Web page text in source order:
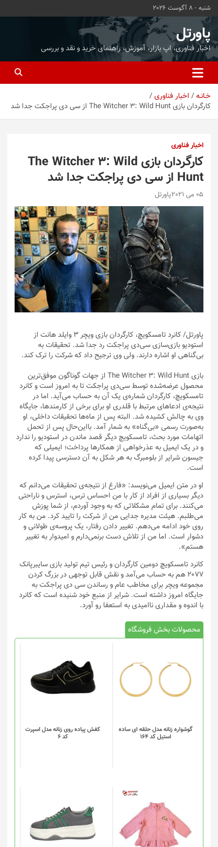
محتوا
بروید
شنبه - 8 آگوست 2026
پاورتل
اخبار فناوری، اپ بازار، آموزش، راهنمای خرید و نقد و بررسی
خـانـه
اخبار فناوری
کارگردان بازی The Witcher 3: Wild Hunt از سی دی پراجکت جدا شد
اخبار فناوری
کارگردان بازی The Witcher 3: Wild
Hunt از سی دی پراجکت جدا شد
05 می 2021 پاورتل
پاورتل
/ کانرد تامسکویچ، کارگردان بازی ویچر 3 وایلد هانت از
استودیو بازی‌سازی سی‌دی پراجکت رد جدا شد. تحقیقات به
بی‌گناهی او اشاره دارند. ولی وی ترجیح داد که شرکت را ترک کند.
بازی The Witcher 3: Wild Hunt از جهات گوناگون موفق‌ترین
محصول عرضه‌شده توسط سی‌دی پراجکت تا به امروز است و کانرد
تامسکویچ، کارگردان شماره‌ی یک آن به حساب می‌آید. اما در
نتیجه‌ی ادعاهای مرتبط با قلدری او برای برخی از کارمندها، جایگاه
وی به چالش کشیده شد. البته پس از ماه‌ها تحقیقات داخلی، او
به‌صورت رسمی «بی‌گناه» به شمار آمد. بااین‌حال پس از تحمل
اتهامات مورد بحث، تامسکویچ دیگر قصد ماندن در استودیو را ندارد
و در یک ایمیل به عذرخواهی از همکارها پرداخت؛ ایمیلی که
جیسون شرایر از بلومبرگ به هر شکل به آن دسترسی پیدا کرده
است.
او در متن ایمیل می‌نویسد: «فارغ از نتیجه‌ی تحقیقات می‌دانم که
دیگر بسیاری از افراد از کار با من احساس ترس، استرس و ناراحتی
می‌کنند. برای تمام مشکلاتی که به وجود آوردم، از شما پوزش
می‌طلبم. هیئت مدیره جدایی من از شرکت را تایید کرد. من به کار
روی خود ادامه می‌دهم. تغییر دادن رفتار، یک پروسه‌ی طولانی و
دشوار است. اما من از تلاش دست برنمی‌دارم و امیدوار به تغییر
هستم».
کانرد تامسکویچ دومین کارگردان و رئیس تیم تولید بازی سایبرپانک
2077 هم به حساب می‌آمد و نقش قابل توجهی در بزرگ کردن
مجموعه ویچر برای مخاطب عام و رساندن سی دی پراجکت به
جایگاه امروز داشته است. شرایر از منبع خود شنیده است که کانرد
با اندوه و مقداری ناامیدی به استعفا رو آورد.
محصولات بخش فروشگاه
گوشواره زنانه مدل حلقه ای ساده
استیل کد 164
محصول
دارای
انواع
مختلفی
گزینه
ها
محصول
انتخاب
شوند
کفش پیاده روی زنانه مدل اسپرت
کد 6
محصول
دارای
انواع
مختلفی